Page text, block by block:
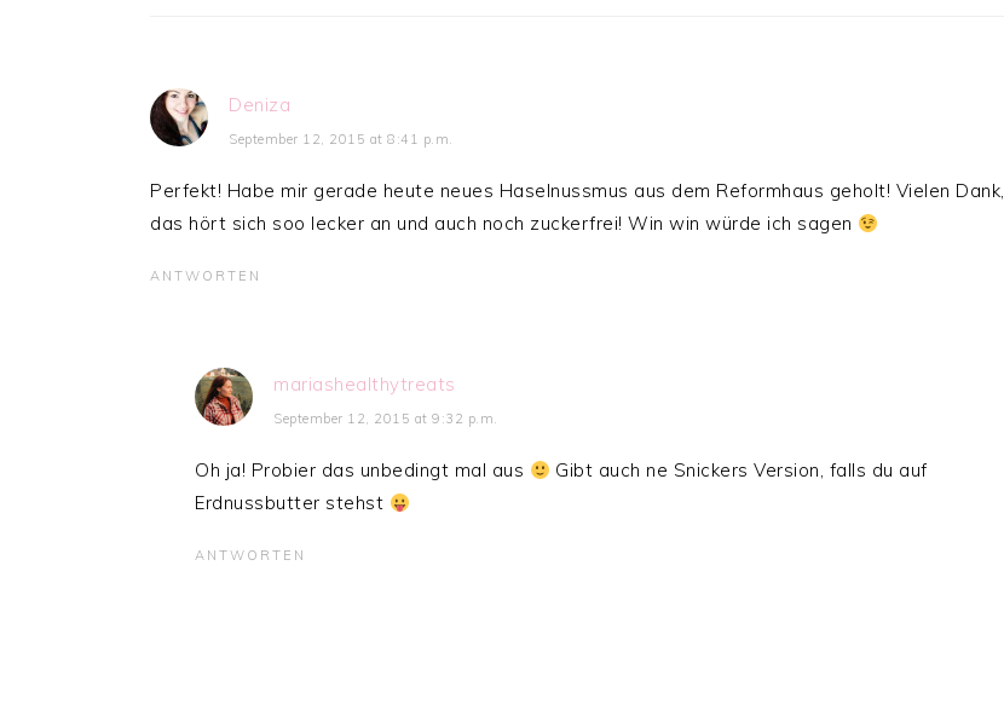
Deniza
September 12, 2015 at 8:41 p.m.
Perfekt! Habe mir gerade heute neues Haselnussmus aus dem Reformhaus geholt! Vielen Dank,
das hört sich soo lecker an und auch noch zuckerfrei! Win win würde ich sagen
ANTWORTEN
mariashealthytreats
September 12, 2015 at 9:32 p.m.
Oh ja! Probier das unbedingt mal aus
Gibt auch ne Snickers Version, falls du auf
Erdnussbutter stehst
ANTWORTEN